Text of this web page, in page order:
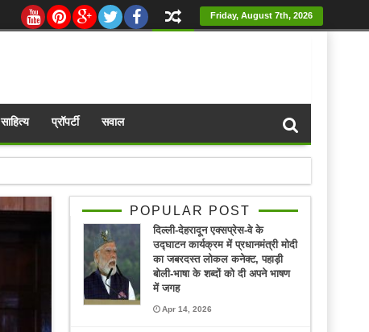
Friday, August 7th, 2026
साहित्य प्रॉपर्टी सवाल
POPULAR POST
दिल्ली-देहरादून एक्सप्रेस-वे के
उद्घाटन कार्यक्रम में प्रधानमंत्री मोदी
का जबरदस्त लोकल कनेक्ट, पहाड़ी
बोली-भाषा के शब्दों को दी अपने भाषण
में जगह
Apr 14, 2026